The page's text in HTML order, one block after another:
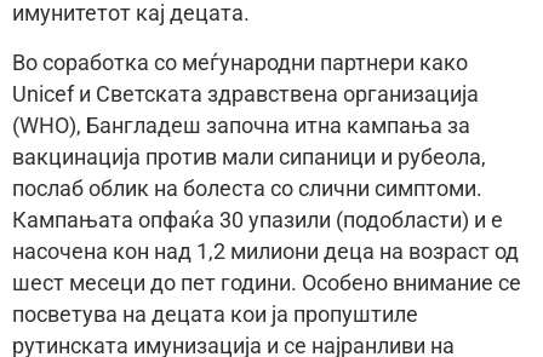
имунитетот кај децата.
Во соработка со меѓународни партнери како
Unicef и Светската здравствена организација
(WHO), Бангладеш започна итна кампања за
вакцинација против мали сипаници и рубеола,
послаб облик на болеста со слични симптоми.
Кампањата опфаќа 30 упазили (подобласти) и е
насочена кон над 1,2 милиони деца на возраст од
шест месеци до пет години. Особено внимание се
посветува на децата кои ја пропуштиле
рутинската имунизација и се најранливи на